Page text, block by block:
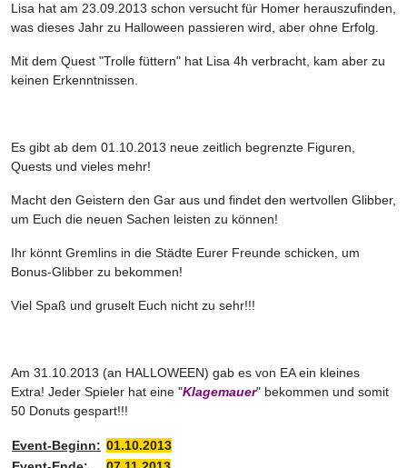
Lisa hat am 23.09.2013 schon versucht für Homer herauszufinden,
was dieses Jahr zu Halloween passieren wird, aber ohne Erfolg.
Mit dem Quest "Trolle füttern" hat Lisa 4h verbracht, kam aber zu
keinen Erkenntnissen.
Es gibt ab dem 01.10.2013 neue zeitlich begrenzte Figuren,
Quests und vieles mehr!
Macht den Geistern den Gar aus und findet den wertvollen Glibber,
um Euch die neuen Sachen leisten zu können!
Ihr könnt Gremlins in die Städte Eurer Freunde schicken, um
Bonus-Glibber zu bekommen!
Viel Spaß und gruselt Euch nicht zu sehr!!!
Am 31.10.2013 (an HALLOWEEN) gab es von EA ein kleines
Extra! Jeder Spieler hat eine "Klagemauer" bekommen und somit
50 Donuts gespart!!!
Event-Beginn: 01.10.2013